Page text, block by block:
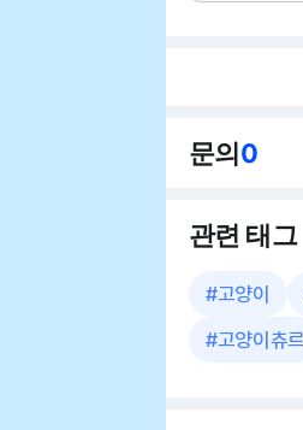
문의0
관련 태그
#고양이
#고양이츄르